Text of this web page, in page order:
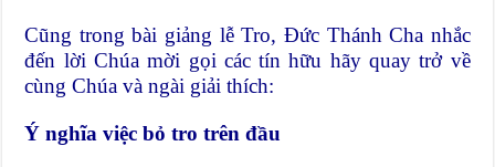
Cũng trong bài giảng lễ Tro, Ðức Thánh Cha nhắc
đến lời Chúa mời gọi các tín hữu hãy quay trở về
cùng Chúa và ngài giải thích:
Ý nghĩa việc bỏ tro trên đầu